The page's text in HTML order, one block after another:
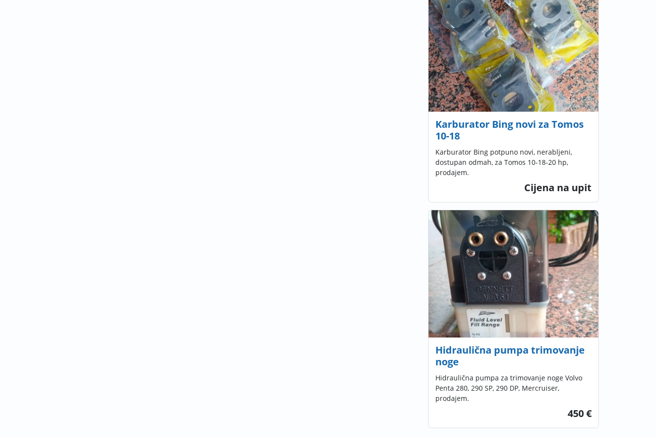
Karburator Bing novi za Tomos
10-18
Karburator Bing potpuno novi, nerabljeni,
dostupan odmah, za Tomos 10-18-20 hp,
prodajem.
Cijena na upit
Hidraulična pumpa trimovanje
noge
Hidraulična pumpa za trimovanje noge Volvo
Penta 280, 290 SP, 290 DP, Mercruiser,
prodajem.
450 €